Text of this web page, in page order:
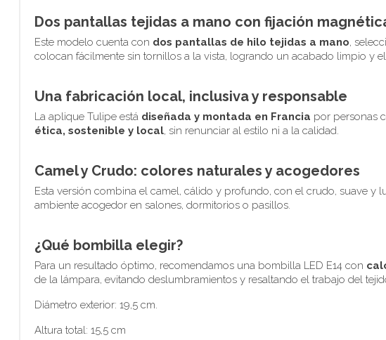
Dos pantallas tejidas a mano con fijación
Este modelo cuenta con dos pantallas de hilo tejidas a mano,
colocan fácilmente sin tornillos a la vista, logrando un acabado limpio y
Una fabricación local, inclusiva y responsable
La aplique Tulipe está diseñada y montada en Francia por personas
ética, sostenible y local, sin renunciar al estilo ni a la calidad.
Camel y Crudo: colores naturales y acogedores
Esta versión combina el camel, cálido y profundo, con el crudo, suave y
ambiente acogedor en salones, dormitorios o pasillos.
¿Qué bombilla elegir?
Para un resultado óptimo, recomendamos una bombilla LED E14 con
de la lámpara, evitando deslumbramientos y resaltando el trabajo del
Diámetro exterior: 19,5 cm.
Altura total: 15,5 cm